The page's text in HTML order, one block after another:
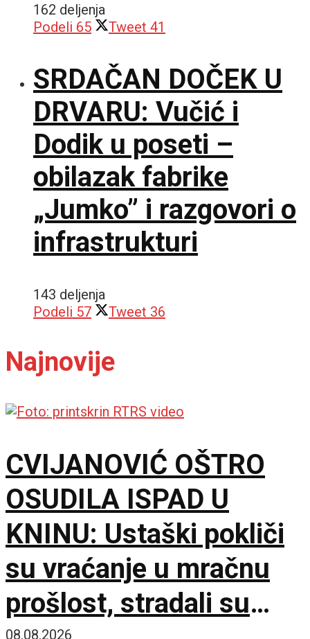
162 deljenja
Podeli 65 Tweet 41
SRDAČAN DOČEK U
DRVARU: Vučić i
Dodik u poseti –
obilazak fabrike
„Jumko” i razgovori o
infrastrukturi
143 deljenja
Podeli 57 Tweet 36
Najnovije
CVIJANOVIĆ OŠTRO
OSUDILA ISPAD U
KNINU: Ustaški pokliči
su vraćanje u mračnu
prošlost, stradali su
08.08.2026